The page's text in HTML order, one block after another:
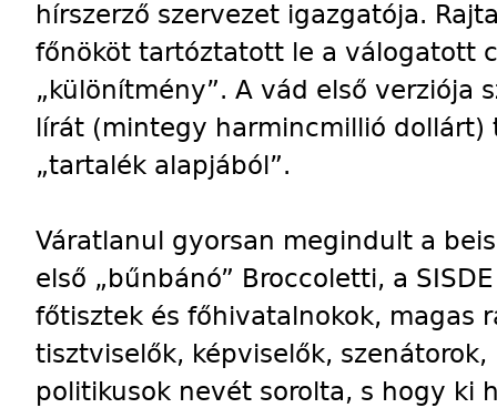
hírszerző szervezet igazgatója.
főnököt tartóztatott le a válogatott
„különítmény”. A vád első verziója
lírát (mintegy harmincmillió dollárt)
„tartalék alapjából”.
Váratlanul gyorsan megindult a
első „bűnbánó” Broccoletti, a
főtisztek és főhivatalnokok, magas
tisztviselők, képviselők,
politikusok nevét sorolta, s hogy ki